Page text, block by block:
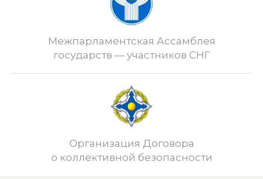
Межпарламентская Ассамблея
государств — участников СНГ
Организация Договора
о коллективной безопасности